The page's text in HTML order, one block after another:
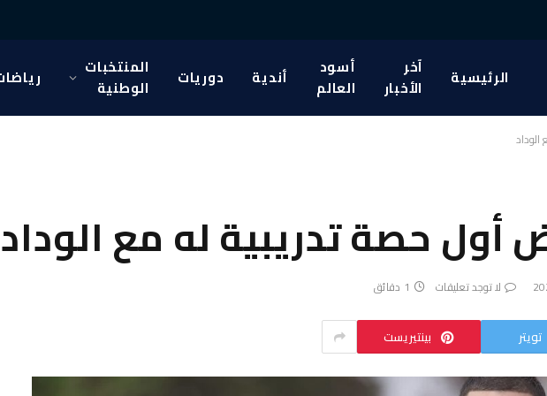
الرئيسية
آخر
الأخبار
أسود
العالم
أندية دوريات
المنتخبات
الوطنية
حصة تدريبية له مع الوداد
لا توجد تعليقات 1 دقائق
تويتر بينتيريست